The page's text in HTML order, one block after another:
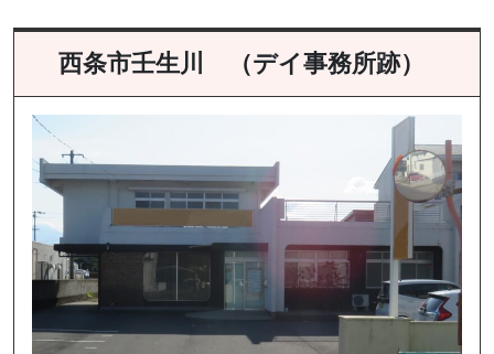
西条市壬生川 （デイ事務所跡）